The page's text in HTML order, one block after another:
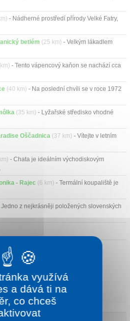
- Nádherné prostředí přírody Velké Fatry,
betlém (25 km) - Velkým lákadlem
- Tento vápencový kaňon se nachází cca
(40 km) - Na poslední chvíli se v roce 1972
(35 km) - Lyžařské středisko vhodné
Oščadnica (37 km) - Vítejte v letním
- Chata je ideálním východiskovým
- Rajec (6 km) - Termální koupaliště je
Jedno z nejkrásněji položených slovenských
využívá
a dává ti na
co chceš